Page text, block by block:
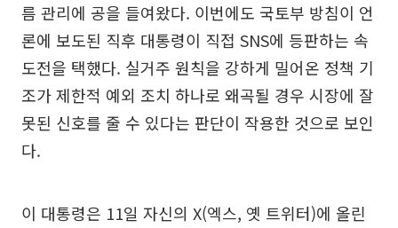
름 관리에 공을 들여왔다. 이번에도 국토부 방침이 언
론에 보도된 직후 대통령이 직접 SNS에 등판하는 속
도전을 택했다. 실거주 원칙을 강하게 밀어온 정책 기
조가 제한적 예외 조치 하나로 왜곡될 경우 시장에 잘
못된 신호를 줄 수 있다는 판단이 작용한 것으로 보인
다.
이 대통령은 11일 자신의 X(엑스, 옛 트위터)에 올린